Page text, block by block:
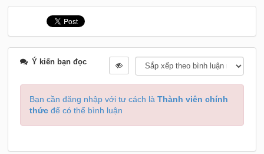
Ý kiến bạn đọc
Bạn cần đăng nhập với tư cách là Thành viên chính
thức để có thể bình luận